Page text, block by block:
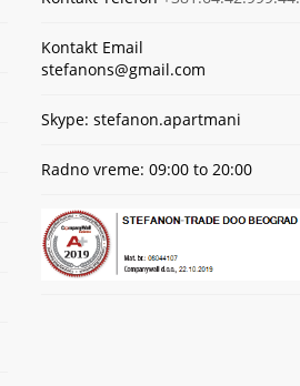
Kontakt Email
stefanons@gmail.com
Skype: stefanon.apartmani
Radno vreme: 09:00 to 20:00